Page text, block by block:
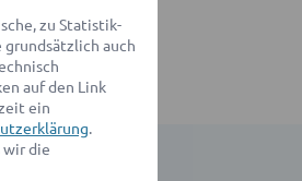
zu Statistik-
grundsätzlich auch
auf den Link
ein
.
wir die